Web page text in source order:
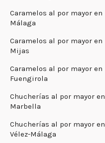
Caramelos al por mayor en
Málaga
Caramelos al por mayor en
Mijas
Caramelos al por mayor en
Fuengirola
Chucherías al por mayor en
Marbella
Chucherías al por mayor en
Vélez-Málaga